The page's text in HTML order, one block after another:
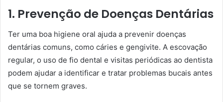
1. Prevenção de Doenças Dentárias
Ter uma boa higiene oral ajuda a prevenir doenças
dentárias comuns, como cáries e gengivite. A escovação
regular, o uso de fio dental e visitas periódicas ao dentista
podem ajudar a identificar e tratar problemas bucais antes
que se tornem graves.